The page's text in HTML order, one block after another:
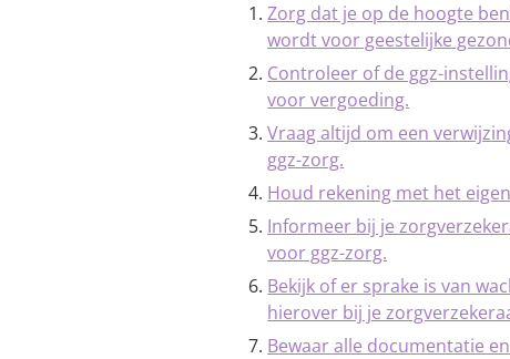
Zorg dat je op de hoogte
wordt voor geestelijke
Controleer of de ggz-
voor vergoeding.
Vraag altijd om een
ggz-zorg.
Houd rekening met het
Informeer bij je
voor ggz-zorg.
Bekijk of er sprake is van
hierover bij je
Bewaar alle documentatie